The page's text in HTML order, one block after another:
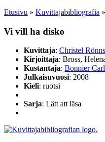
Etusivu » Kuvittaja­bibliografia »
Vi vill ha disko
Kuvittaja: Christel Rönns
Kirjoittaja: Bross,
Kustantaja: Bonnier
Julkaisuvuosi: 2008
Kieli: ruotsi
Sarja: Lätt att läsa